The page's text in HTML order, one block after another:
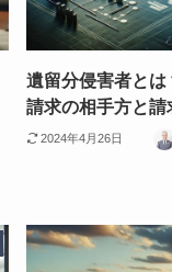
遺留分侵害者とは
請求の相手方と請
2024年4月26日